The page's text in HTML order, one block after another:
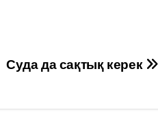
Суда да сақтық керек